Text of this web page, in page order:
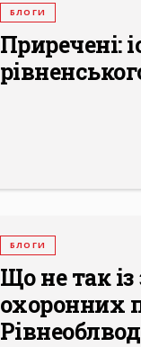
БЛОГИ
Приречені:
БЛОГИ
Що не так
охоронних